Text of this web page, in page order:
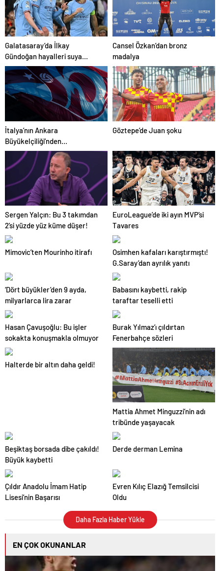
İle Akıllı Dijital Taşımacılık
Yazılımı
Galatasaray’da İlkay
Gündoğan hayalleri suya
düştü
Cansel Özkan’dan bronz
madalya
İtalya’nın Ankara
Büyükelçiliği’nden
Trabzonspor’a teşekkür
Göztepe’de Juan şoku
Sergen Yalçın: Bu 3 takımdan
2’si yüzde yüz küme düşer!
EuroLeague’de iki ayın MVP’si
Tavares
Mimovic’ten Mourinho itirafı
Osimhen kafaları karıştırmıştı!
G.Saray’dan ayrılık yanıtı
‘Dört büyükler’den 9 ayda,
milyarlarca lira zarar
Babasını kaybetti, rakip
taraftar teselli etti
Hasan Çavuşoğlu: Bu işler
sokakta konuşmakla olmuyor
Burak Yılmaz’ı çıldırtan
Fenerbahçe sözleri
Halterde bir altın daha geldi!
Mattia Ahmet Minguzzi’nin adı
tribünde yaşayacak
Beşiktaş borsada dibe çakıldı!
Büyük kaybetti
Derde derman Lemina
Çıldır Anadolu İmam Hatip
Lisesi’nin Başarısı
Evren Kılıç Elazığ Temsilcisi
Oldu
Daha Fazla Haber Yükle
EN ÇOK OKUNANLAR